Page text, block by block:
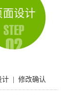
面设计
计 | 修改确认